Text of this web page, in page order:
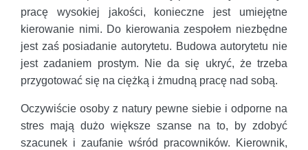
pracę wysokiej jakości, konieczne jest umiejętne
kierowanie nimi. Do kierowania zespołem niezbędne
jest zaś posiadanie autorytetu. Budowa autorytetu nie
jest zadaniem prostym. Nie da się ukryć, że trzeba
przygotować się na ciężką i żmudną pracę nad sobą.
Oczywiście osoby z natury pewne siebie i odporne na
stres mają dużo większe szanse na to, by zdobyć
szacunek i zaufanie wśród pracowników. Kierownik,